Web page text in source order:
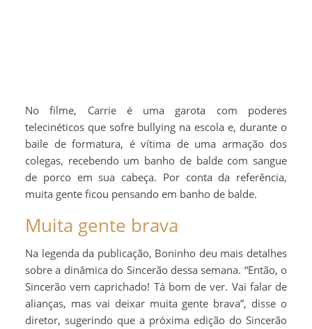
No filme, Carrie é uma garota com poderes
telecinéticos que sofre bullying na escola e, durante o
baile de formatura, é vítima de uma armação dos
colegas, recebendo um banho de balde com sangue
de porco em sua cabeça. Por conta da referência,
muita gente ficou pensando em banho de balde.
Muita gente brava
Na legenda da publicação, Boninho deu mais detalhes
sobre a dinâmica do Sincerão dessa semana. “Então, o
Sincerão vem caprichado! Tá bom de ver. Vai falar de
alianças, mas vai deixar muita gente brava”, disse o
diretor, sugerindo que a próxima edição do Sincerão